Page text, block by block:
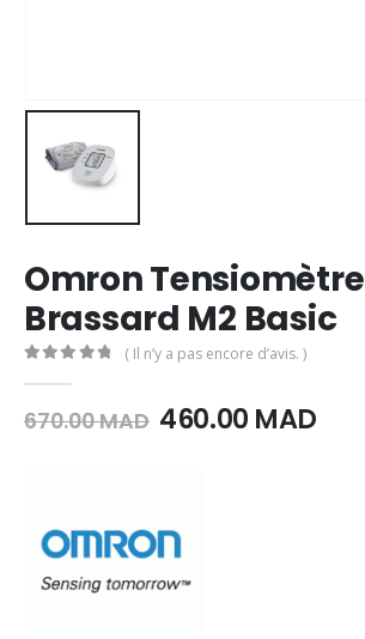
Omron Tensiomètre
Brassard M2 Basic
( Il n’y a pas encore d’avis. )
670.00MAD Le
670.00
MAD.
460.00 MADLe